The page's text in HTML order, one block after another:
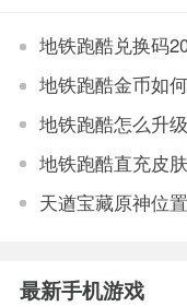
地铁跑酷金币如
地铁跑酷怎么升
天遒宝藏原神位
最新手机游戏